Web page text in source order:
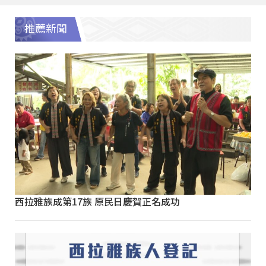
推薦新聞
西拉雅族成第17族 原民日慶賀正名成功